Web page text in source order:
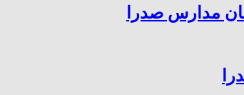
مدارس صدرا